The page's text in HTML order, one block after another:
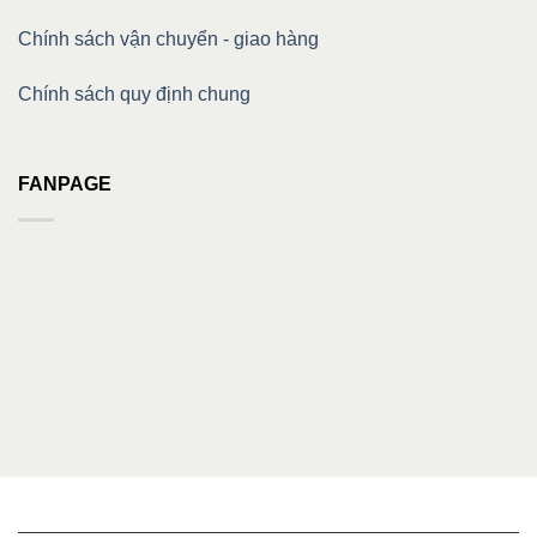
Chính sách vận chuyển - giao hàng
Chính sách quy định chung
FANPAGE